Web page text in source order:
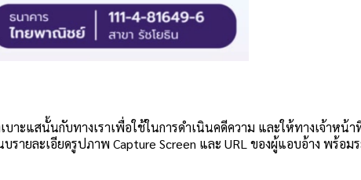
ะแสนั้นกับทางเราเพื่อใช้ในการดำเนินคดีความ และให้ทางเจ้าหน้
รายละเอียดรูปภาพ Capture Screen และ URL ของผู้แอบอ้าง พร้อ